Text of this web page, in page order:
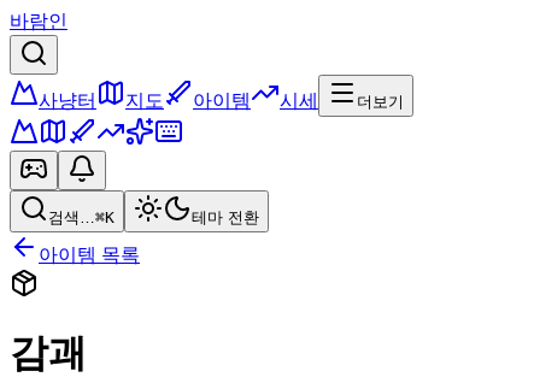
바람인
사냥터 지도 아이템 시세 더보기
검색…⌘K 테마 전환
아이템 목록
감괘